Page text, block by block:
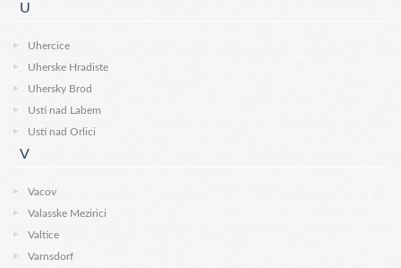
U
Uhercice
Uherske Hradiste
Uhersky Brod
Usti nad Labem
Usti nad Orlici
V
Vacov
Valasske Mezirici
Valtice
Varnsdorf